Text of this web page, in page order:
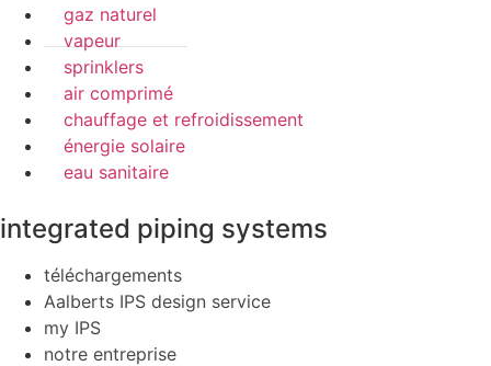
gaz naturel
vapeur
sprinklers
air comprimé
chauffage et refroidissement
énergie solaire
eau sanitaire
integrated piping systems
téléchargements
Aalberts IPS design service
my IPS
notre entreprise